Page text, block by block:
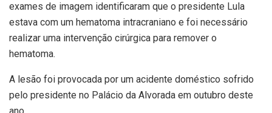
exames de imagem identificaram que o presidente Lula
estava com um hematoma intracraniano e foi necessário
realizar uma intervenção cirúrgica para remover o
hematoma.
A lesão foi provocada por um acidente doméstico sofrido
pelo presidente no Palácio da Alvorada em outubro deste